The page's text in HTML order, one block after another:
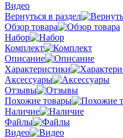
Видео
Вернуться в раздел
Обзор товара
Набор
Комплект
Описание
Характеристики
Аксессуары
Отзывы
Похожие товары
Наличие
Файлы
Видео